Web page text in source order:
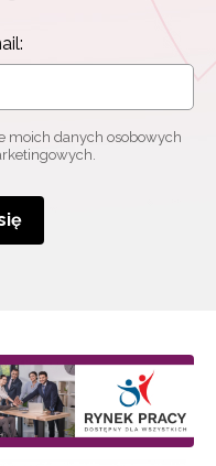
moich danych osobowych
najnowszymi
moich danych